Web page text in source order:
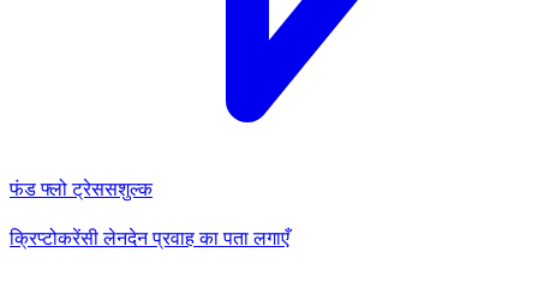
फंड फ्लो ट्रेससशुल्क
क्रिप्टोकरेंसी लेनदेन प्रवाह का पता लगाएँ